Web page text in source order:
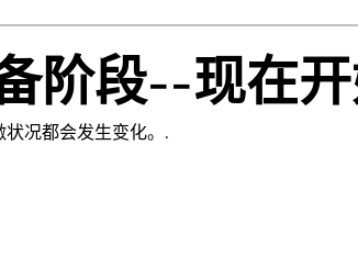
阶段--现在
况都会发生变化。.